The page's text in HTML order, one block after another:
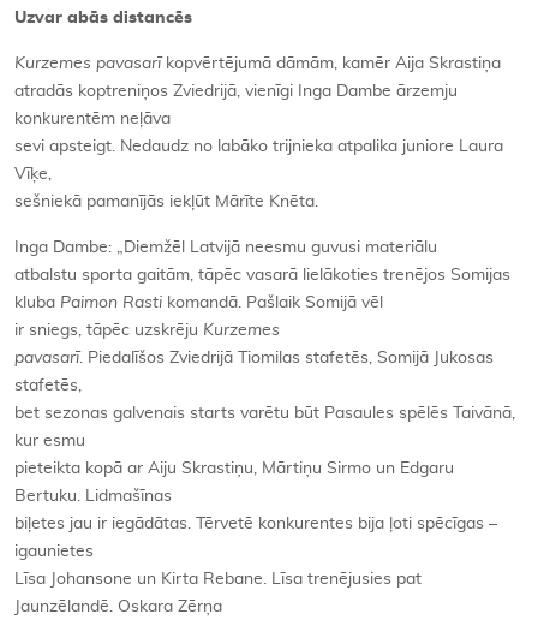
Uzvar abās distancēs
Kurzemes pavasarīkopvērtējumā dāmām, kamēr Aija Skrastiņa
atradās koptreniņos Zviedrijā, vienīgi Inga Dambe ārzemju
konkurentēm neļāva
sevi apsteigt. Nedaudz no labāko trijnieka atpalika juniore Laura
Vīķe,
sešniekā pamanījās iekļūt Mārīte Knēta.
Inga Dambe: „Diemžēl Latvijā neesmu guvusi materiālu
atbalstu sporta gaitām, tāpēc vasarā lielākoties trenējos Somijas
kluba Paimon Rasti komandā. Pašlaik Somijā vēl
ir sniegs, tāpēc uzskrēju Kurzemes
pavasarī. Piedalīšos Zviedrijā Tiomilas stafetēs, Somijā Jukosas
stafetēs,
bet sezonas galvenais starts varētu būt Pasaules spēlēs Taivānā,
kur esmu
pieteikta kopā ar Aiju Skrastiņu, Mārtiņu Sirmo un Edgaru
Bertuku. Lidmašīnas
biļetes jau ir iegādātas. Tērvetē konkurentes bija ļoti spēcīgas –
igaunietes
Līsa Johansone un Kirta Rebane. Līsa trenējusies pat
Jaunzēlandē. Oskara Zērņa